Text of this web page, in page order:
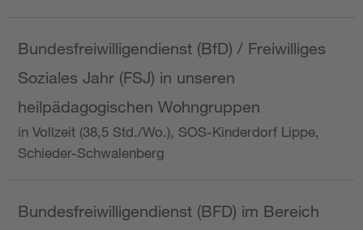
Bundesfreiwilligendienst (BfD) / Freiwilliges
Soziales Jahr (FSJ) in unseren
heilpädagogischen Wohngruppen
in Vollzeit (38,5 Std./Wo.), SOS-Kinderdorf Lippe,
Schieder-Schwalenberg
Bundesfreiwilligendienst (BFD) im Bereich